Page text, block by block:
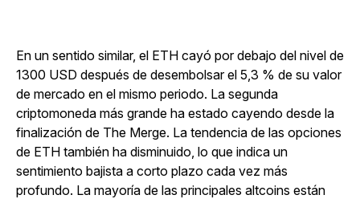
En un sentido similar, el ETH cayó por debajo del nivel de
1300 USD después de desembolsar el 5,3 % de su valor
de mercado en el mismo periodo. La segunda
criptomoneda más grande ha estado cayendo desde la
finalización de The Merge. La tendencia de las opciones
de ETH también ha disminuido, lo que indica un
sentimiento bajista a corto plazo cada vez más
profundo. La mayoría de las principales altcoins están